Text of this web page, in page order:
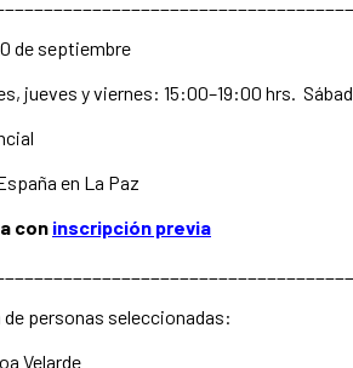
de septiembre
jueves y viernes: 15:00–19:00 hrs.
en La Paz
con inscripción previa
personas seleccionadas:
Velarde